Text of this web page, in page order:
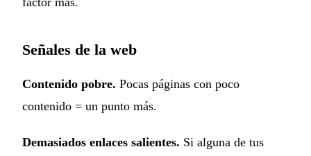
Señales de la web
Contenido pobre. Pocas páginas con poco
contenido = un punto más.
Demasiados enlaces salientes. Si alguna de tus